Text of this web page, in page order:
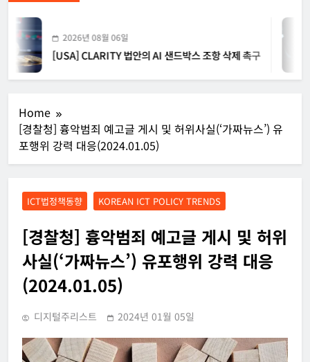
2026년 08월 06일
[USA] CLARITY 법안의 AI 샌드박스 조항 삭제 촉구
Home
[경찰청] 흉악범죄 예고글 게시 및 허위사실(‘가짜뉴스’) 유
포행위 강력 대응(2024.01.05)
ICT법정책동향 KOREAN ICT POLICY TRENDS
[경찰청] 흉악범죄 예고글 게시 및 허위
사실(‘가짜뉴스’) 유포행위 강력 대응
(2024.01.05)
디지털주리스트 2024년 01월 05일